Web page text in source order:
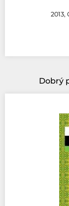
Dobrý